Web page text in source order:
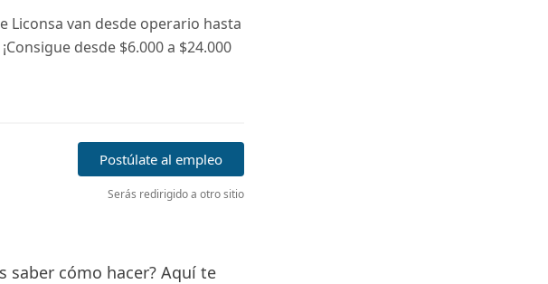
Liconsa van desde operario hasta
desde $6.000 a $24.000
Postúlate al empleo
Serás redirigido a otro sitio
saber cómo hacer? Aquí te